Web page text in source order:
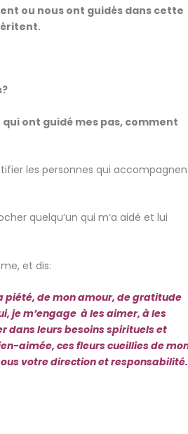
ou nous ont guidés dans cette
ont guidé mes pas, comment
les personnes qui
quelqu’un qui m’a aidé et lui
et dis:
piété, de mon amour, de gratitude
je m’engage à les aimer, à les
dans leurs besoins spirituels et
aimée, ces fleurs cueillies de
votre direction et responsabilité.